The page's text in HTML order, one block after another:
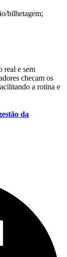
bilhetagem;
real e sem
checam os
a rotina e
da